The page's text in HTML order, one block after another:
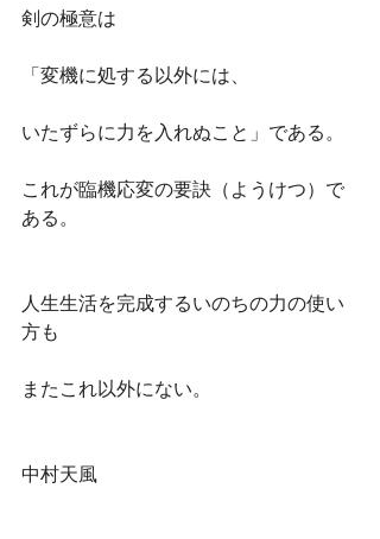
剣の極意は
「変機に処する以外には、
いたずらに力を入れぬこと」である。
これが臨機応変の要訣（ようけつ）で
ある。
人生生活を完成するいのちの力の使い
方も
またこれ以外にない。
中村天風